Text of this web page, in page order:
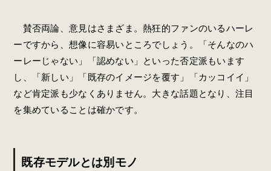
賛否両論、意見はさまざま。熱狂的ファンのいるハーレ
ーですから、想像に容易いところでしょう。「そんなのハ
ーレーじゃない」「認めない」といった否定派もいます
し、「新しい」「既存のイメージを覆す」「カッコイイ」
など肯定派も少なくありません。大きな話題となり、注目
を集めていることは確かです。
既存モデルとは別モノ